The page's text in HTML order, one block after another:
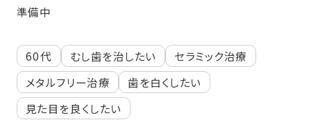
準備中
60代 むし歯を治したい
セラミック治療
メタルフリー治療
歯を白くしたい
見た目を良くしたい